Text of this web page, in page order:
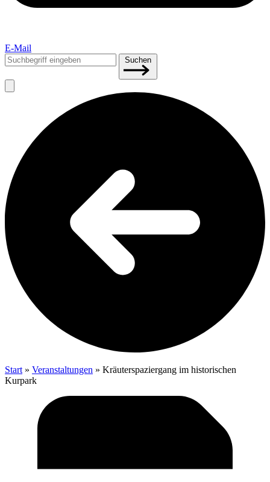
E-Mail
Suchen
nach:
Suchen
Start » Veranstaltungen » Kräu­ter­spa­zier­gang im his­to­ri­schen
Kurpark